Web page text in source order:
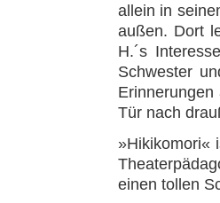
allein in
außen. Dort
H.´s
Schwester
Tür nach
»Hikikomori«
einen tollen